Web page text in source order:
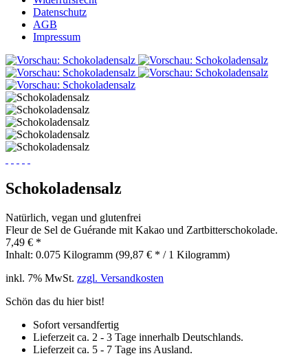
Datenschutz
AGB
Impressum
Schokoladensalz
Natürlich, vegan und glutenfrei
Fleur de Sel de Guérande mit Kakao und Zartbitterschokolade.
7,49 € *
Inhalt: 0.075 Kilogramm (99,87 € * / 1 Kilogramm)
inkl. 7% MwSt. zzgl. Versandkosten
Schön das du hier bist!
Sofort versandfertig
Lieferzeit ca. 2 - 3 Tage innerhalb Deutschlands.
Lieferzeit ca. 5 - 7 Tage ins Ausland.